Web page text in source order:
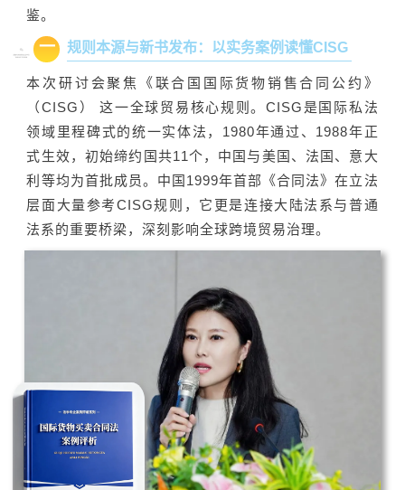
鉴。
一 规则本源与新书发布：以实务案例读懂CISG
本次研讨会聚焦《联合国国际货物销售合同公约》
（CISG） 这一全球贸易核心规则。CISG是国际私法
领域里程碑式的统一实体法，1980年通过、1988年正
式生效，初始缔约国共11个，中国与美国、法国、意大
利等均为首批成员。中国1999年首部《合同法》在立法
层面大量参考CISG规则，它更是连接大陆法系与普通
法系的重要桥梁，深刻影响全球跨境贸易治理。